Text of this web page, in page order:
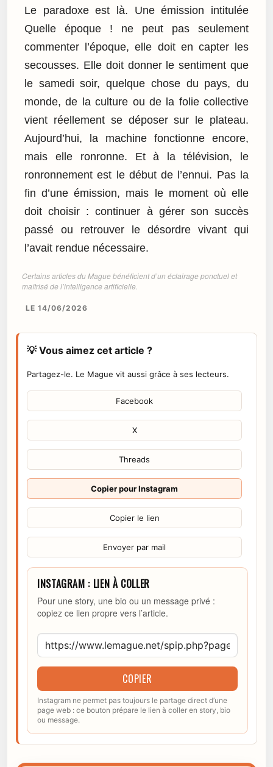
Le paradoxe est là. Une émission intitulée
Quelle époque ! ne peut pas seulement
commenter l’époque, elle doit en capter les
secousses. Elle doit donner le sentiment que
le samedi soir, quelque chose du pays, du
monde, de la culture ou de la folie collective
vient réellement se déposer sur le plateau.
Aujourd’hui, la machine fonctionne encore,
mais elle ronronne. Et à la télévision, le
ronronnement est le début de l’ennui. Pas la
fin d’une émission, mais le moment où elle
doit choisir : continuer à gérer son succès
passé ou retrouver le désordre vivant qui
l’avait rendue nécessaire.
Certains articles du Mague bénéficient d’un éclairage ponctuel et
maîtrisé de l’intelligence artificielle.
LE 14/06/2026
💡 Vous aimez cet article ?
Partagez-le. Le Mague vit aussi grâce à ses lecteurs.
Facebook
X
Threads
Copier pour Instagram
Copier le lien
Envoyer par mail
INSTAGRAM : LIEN À COLLER
Pour une story, une bio ou un message privé :
copiez ce lien propre vers l’article.
COPIER
Instagram ne permet pas toujours le partage direct d’une
page web : ce bouton prépare le lien à coller en story, bio
ou message.